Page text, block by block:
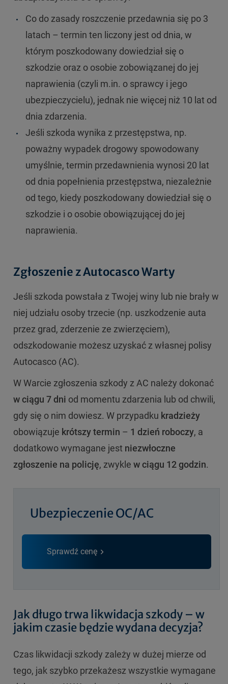
Co do zasady roszczenie przedawnia się po 3
latach – termin ten liczony jest od dnia, w
którym poszkodowany dowiedział się o
szkodzie oraz o osobie zobowiązanej do jej
naprawienia (czyli m.in. o sprawcy i jego
ubezpieczycielu), jednak nie więcej niż 10 lat od
dnia zdarzenia.
Jeśli szkoda wynika z przestępstwa, np.
poważny wypadek drogowy spowodowany
umyślnie, termin przedawnienia wynosi 20 lat
od dnia popełnienia przestępstwa, niezależnie
od tego, kiedy poszkodowany dowiedział się o
szkodzie i o osobie obowiązującej do jej
naprawienia.
Zgłoszenie z Autocasco Warty
Jeśli szkoda powstała z Twojej winy lub nie brały w
niej udziału osoby trzecie (np. uszkodzenie auta
przez grad, zderzenie ze zwierzęciem),
odszkodowanie możesz uzyskać z własnej polisy
Autocasco (AC).
W Warcie zgłoszenia szkody z AC należy dokonać
w ciągu 7 dni od momentu zdarzenia lub od chwili,
gdy się o nim dowiesz. W przypadku kradzieży
obowiązuje krótszy termin – 1 dzień roboczy, a
dodatkowo wymagane jest niezwłoczne
zgłoszenie na policję, zwykle w ciągu 12 godzin.
Ubezpieczenie OC/AC
Sprawdź cenę
Jak długo trwa likwidacja szkody – w
jakim czasie będzie wydana decyzja?
Czas likwidacji szkody zależy w dużej mierze od
tego, jak szybko przekażesz wszystkie wymagane